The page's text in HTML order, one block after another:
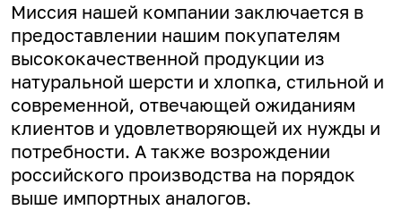
Миссия нашей компании заключается в
предоставлении нашим покупателям
высококачественной продукции из
натуральной шерсти и хлопка, стильной и
современной, отвечающей ожиданиям
клиентов и удовлетворяющей их нужды и
потребности. А также возрождении
российского производства на порядок
выше импортных аналогов.